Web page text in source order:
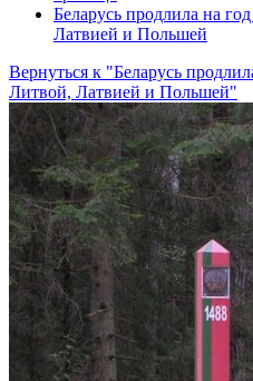
Беларусь продлила на
Латвией и Польшей
Вернуться к "Беларусь
Литвой, Латвией и Польшей"